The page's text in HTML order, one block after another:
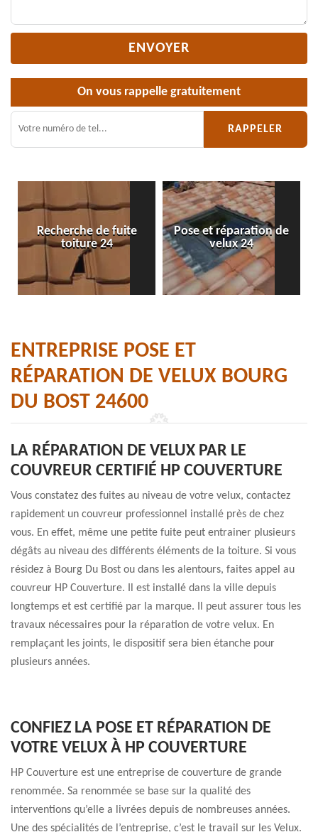
On vous rappelle gratuitement
Recherche de fuite
toiture 24
Pose et réparation de
velux 24
ENTREPRISE POSE ET
RÉPARATION DE VELUX BOURG
DU BOST 24600
LA RÉPARATION DE VELUX PAR LE
COUVREUR CERTIFIÉ HP COUVERTURE
Vous constatez des fuites au niveau de votre velux, contactez
rapidement un couvreur professionnel installé près de chez
vous. En effet, même une petite fuite peut entrainer plusieurs
dégâts au niveau des différents éléments de la toiture. Si vous
résidez à Bourg Du Bost ou dans les alentours, faites appel au
couvreur HP Couverture. Il est installé dans la ville depuis
longtemps et est certifié par la marque. Il peut assurer tous les
travaux nécessaires pour la réparation de votre velux. En
remplaçant les joints, le dispositif sera bien étanche pour
plusieurs années.
CONFIEZ LA POSE ET RÉPARATION DE
VOTRE VELUX À HP COUVERTURE
HP Couverture est une entreprise de couverture de grande
renommée. Sa renommée se base sur la qualité des
interventions qu’elle a livrées depuis de nombreuses années.
Une des spécialités de l’entreprise, c’est le travail sur les Velux.